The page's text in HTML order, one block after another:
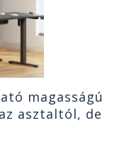
magasságú
asztaltól, de